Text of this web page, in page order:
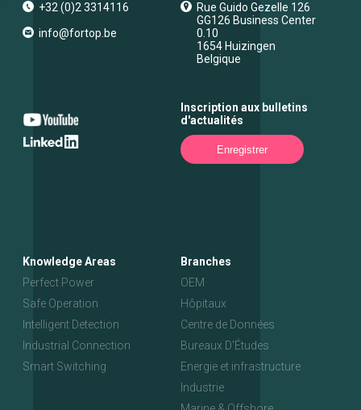
+32 (0)2 3314116
info@fortop.be
Rue Guido Gezelle 126
GG126 Business Center
0.10
1654 Huizingen
Belgique
Inscription aux bulletins
d'actualités
Enregistrer
Knowledge Areas
Perfect Power
Safe Operation
Intelligent Detection
Industrial Connection
Smart Switching
Branches
OEM
Hôpitaux
Centre de Données
Bureaux D'Études
Energie et infrastructure
Industrie